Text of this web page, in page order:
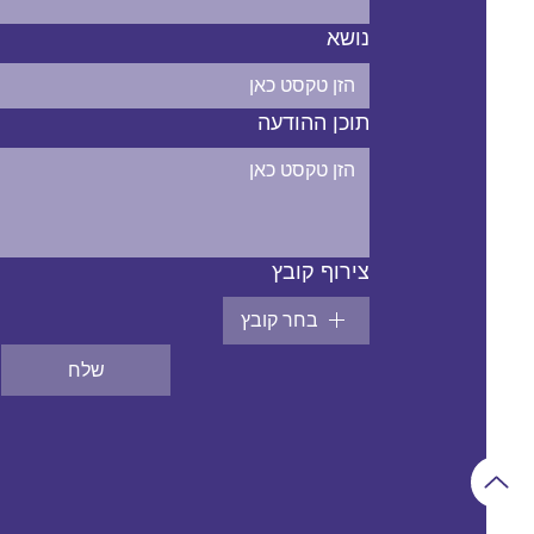
נושא
תוכן ההודעה
צירוף קובץ
בחר קובץ
שלח